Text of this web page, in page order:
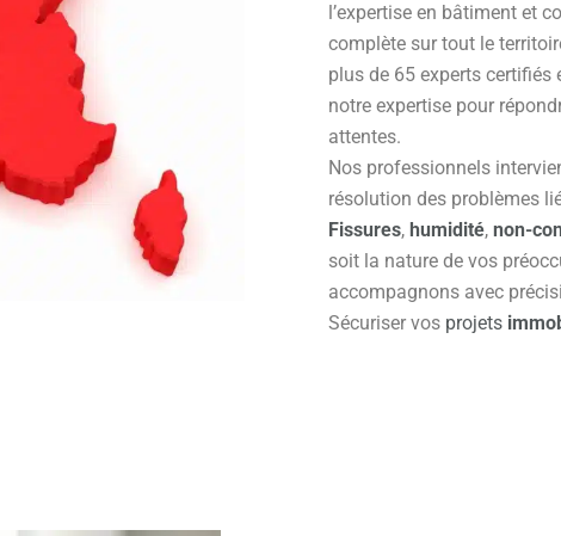
l’expertise en bâtiment et
complète sur tout le
plus de 65 experts
notre expertise pour
attentes.
Nos professionnels
résolution des problèmes
Fissures, humidité, non-
soit la nature de vos
accompagnons avec
Sécuriser vos projets